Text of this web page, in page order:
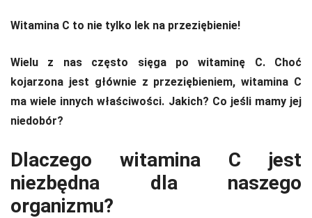
Witamina C to nie tylko lek na przeziębienie!
Wielu z nas często sięga po witaminę C. Choć
kojarzona jest głównie z przeziębieniem, witamina C
ma wiele innych właściwości. Jakich? Co jeśli mamy jej
niedobór?
Dlaczego witamina C jest
niezbędna dla naszego
organizmu?